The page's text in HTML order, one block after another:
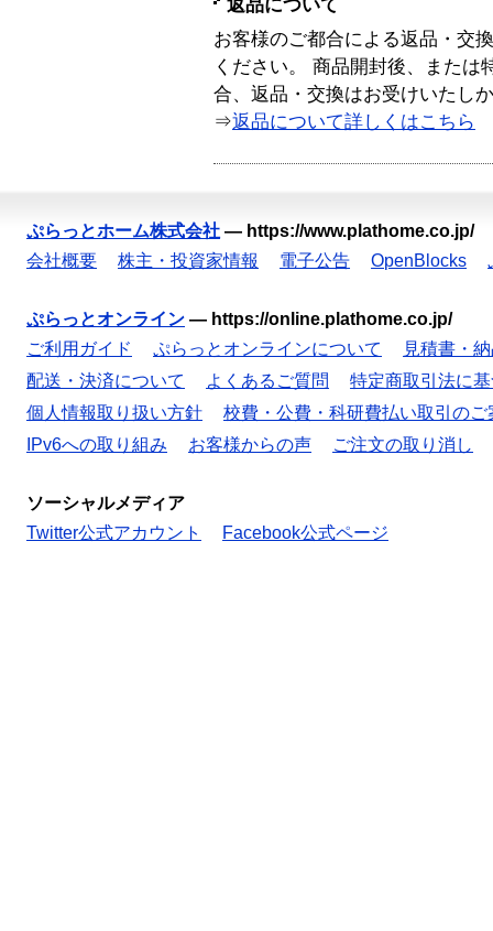
返品について
お客様のご都合による返品・交
ください。 商品開封後、または
合、返品・交換はお受けいたし
⇒返品について詳しくはこちら
ぷらっとホーム株式会社 — https://www.plathome.co.jp/
会社概要
株主・投資家情報 電子公告 OpenBlocks
ぷらっとオンライン — https://online.plathome.co.jp/
ご利用ガイド
ぷらっとオンラインについて
見積書・
配送・決済について
よくあるご質問
特定商取引法に
個人情報取り扱い方針
校費・公費・科研費払い取引のご
IPv6への取り組み
お客様からの声 ご注文の取り消し
ソーシャルメディア
Twitter公式アカウント
Facebook公式ページ